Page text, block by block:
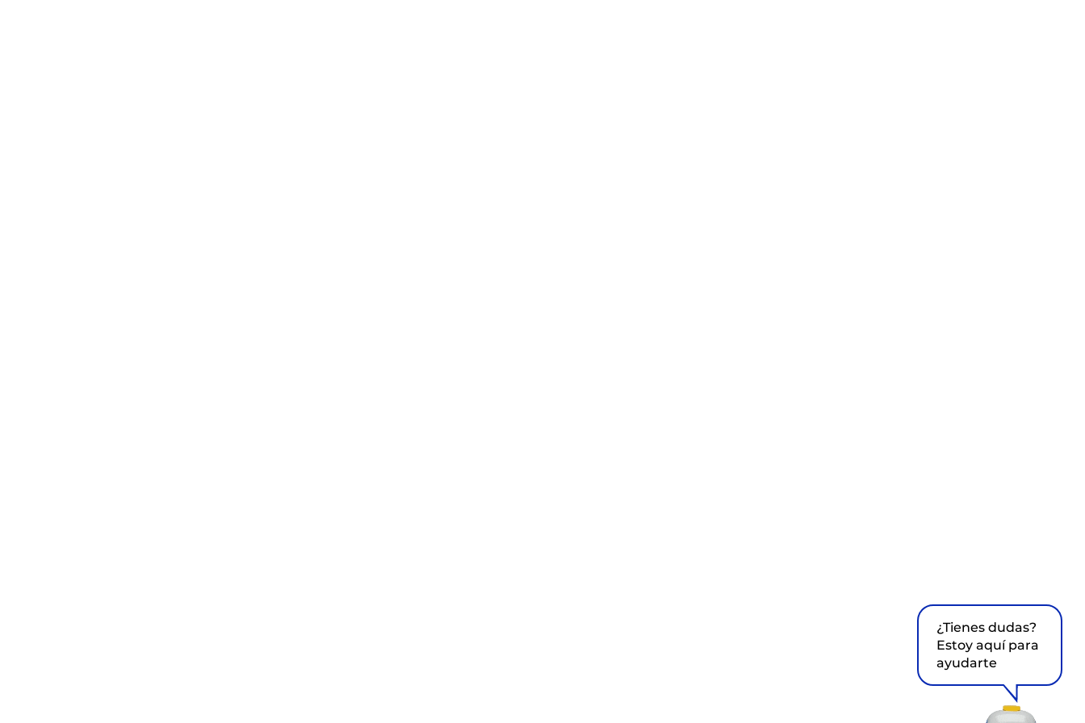
¿Tienes dudas?
Estoy aquí para
ayudarte